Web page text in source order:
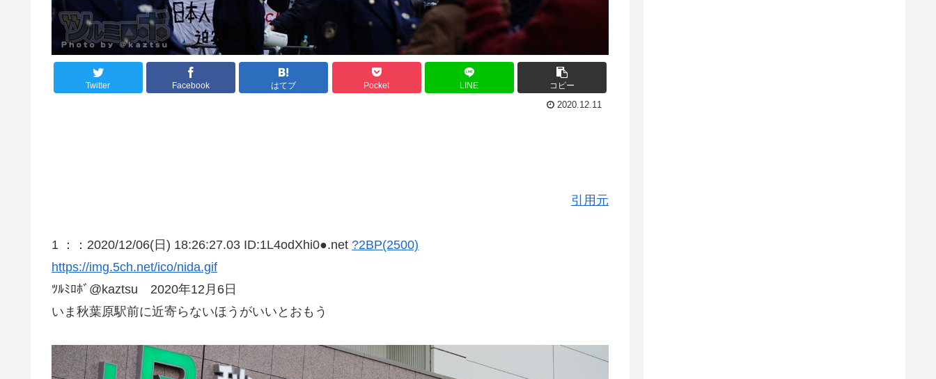
Twitter Facebook はてブ Pocket LINE コピー
2020.12.11
引用元
1 ： ：2020/12/06(日) 18:26:27.03 ID:1L4odXhi0●.net ?2BP(2500)
https://img.5ch.net/ico/nida.gif
ﾂﾙﾐﾛﾎﾞ@kaztsu 2020年12月6日
いま秋葉原駅前に近寄らないほうがいいとおもう